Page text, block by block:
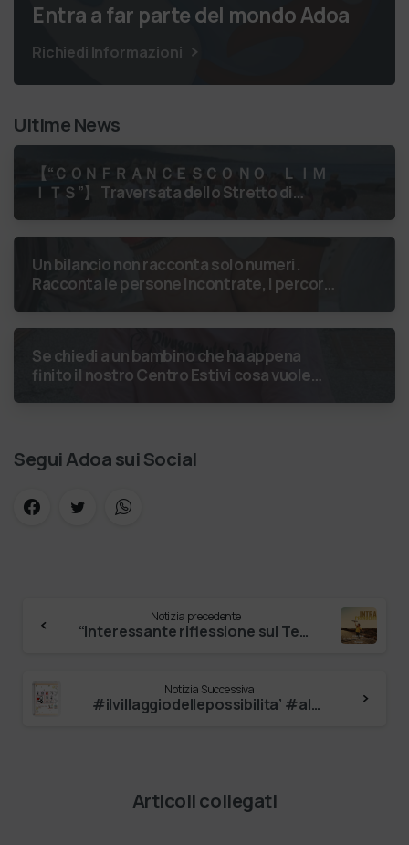
Entra a far parte del mondo Adoa
Richiedi Informazioni
Ultime News
【 “ＣＯＮＦＲＡＮＣＥＳＣＯ ＮＯ ＬＩＭ
ＩＴＳ”】 Traversata dello Stretto di
Un bilancio non racconta solo numeri.
Racconta le persone incontrate, i percorsi
Se chiedi a un bambino che ha appena
finito il nostro Centro Estivi cosa vuole
Segui Adoa sui Social
Notizia precedente
“Interessante riflessione sul Terzo Settore e Impresa Sociale del “nostro” carissimo Tomas Chiaramonte, chiamato a rispondere ad alcune doma…
Notizia Successiva
#ilvillaggiodellepossibilita’ #alberodellepossibilità Febbraio è il mese che ci ricorda quanto sono importanti le parole dette, pensate o …
Articoli collegati